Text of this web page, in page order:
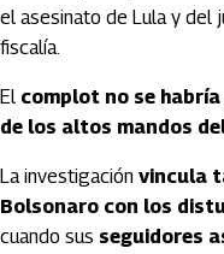
el asesinato de Lula y del
fiscalía.
El complot no se
de los altos mandos
La investigación vincula
Bolsonaro con los
cuando sus seguidores